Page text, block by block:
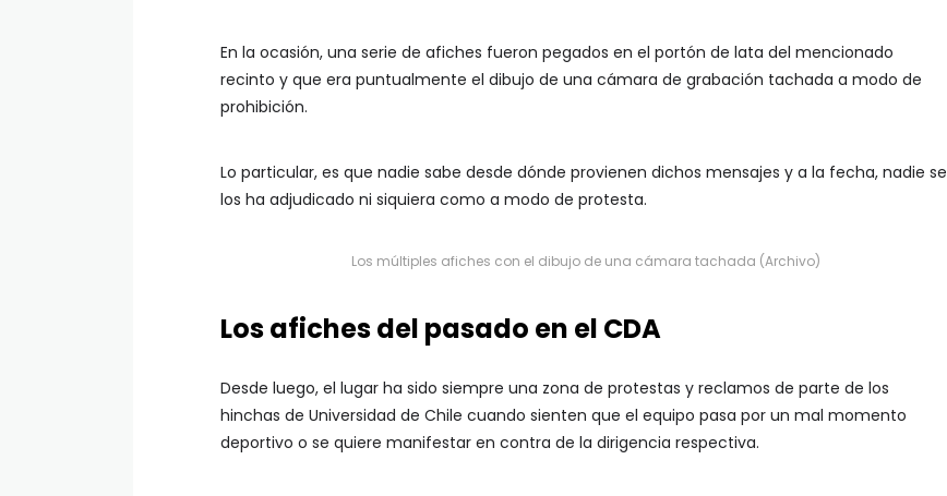
En la ocasión, una serie de afiches fueron pegados en el portón de lata del mencionado
recinto y que era puntualmente el dibujo de una cámara de grabación tachada a modo de
prohibición.
Lo particular, es que nadie sabe desde dónde provienen dichos mensajes y a la fecha, nadie se
los ha adjudicado ni siquiera como a modo de protesta.
Los múltiples afiches con el dibujo de una cámara tachada (Archivo)
Los afiches del pasado en el CDA
Desde luego, el lugar ha sido siempre una zona de protestas y reclamos de parte de los
hinchas de Universidad de Chile cuando sienten que el equipo pasa por un mal momento
deportivo o se quiere manifestar en contra de la dirigencia respectiva.